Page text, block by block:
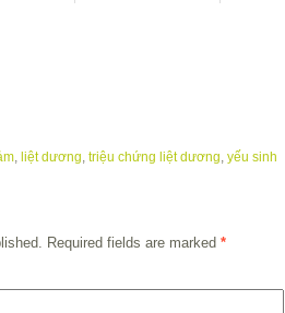
liệt dương triệu chứng liệt dương yếu sinh
Required fields are marked *